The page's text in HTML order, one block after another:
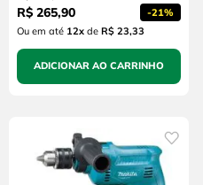
R$ 265,90 -21%
Ou em até 12xde R$ 23,33
ADICIONAR AO CARRINHO